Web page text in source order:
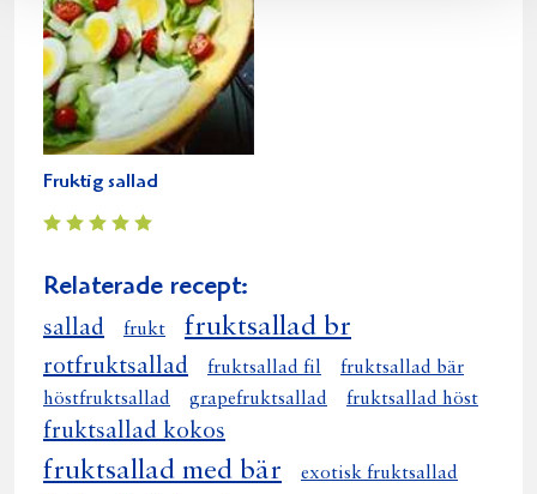
Fruktig sallad
Relaterade recept:
sallad frukt fruktsallad br
rotfruktsallad fruktsallad fil
fruktsallad bär
höstfruktsallad
grapefruktsallad fruktsallad höst
fruktsallad kokos
fruktsallad med bär exotisk fruktsallad